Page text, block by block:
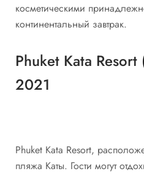
косметическими
континентальный завтрак.
Phuket Kata
2021
Phuket Kata Resort,
пляжа Каты. Гости могут